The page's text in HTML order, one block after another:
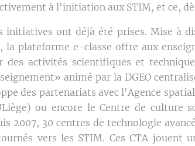
à l'initiation aux STIM, et ce,
ont déjà été prises. Mise à
la plateforme e-classe offre aux
activités scientifiques et
animé par la DGEO
des partenariats avec l'Agence
ou encore le Centre de culture
2007, 30 centres de technologie
vers les STIM. Ces CTA jouent